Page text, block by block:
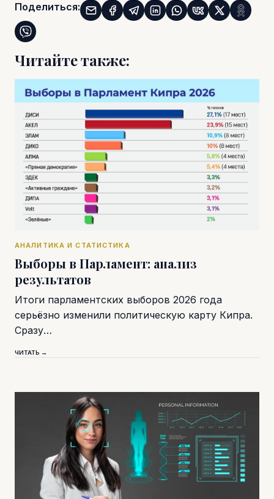
Поделиться:
Читайте также:
АНАЛИТИКА И СТАТИСТИКА
Выборы в Парламент: анализ
результатов
Итоги парламентских выборов 2026 года
серьёзно изменили политическую карту Кипра.
Сразу…
ЧИТАТЬ →